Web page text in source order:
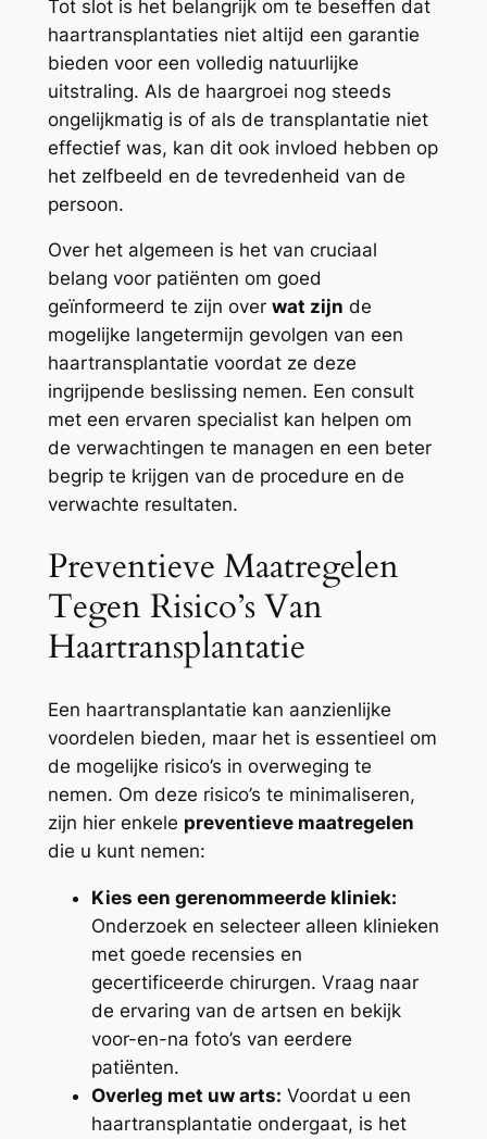
Tot slot is het belangrijk om te beseffen dat
haartransplantaties niet altijd een garantie
bieden voor een volledig natuurlijke
uitstraling. Als de haargroei nog steeds
ongelijkmatig is of als de transplantatie niet
effectief was, kan dit ook invloed hebben op
het zelfbeeld en de tevredenheid van de
persoon.
Over het algemeen is het van cruciaal
belang voor patiënten om goed
geïnformeerd te zijn over wat zijn de
mogelijke langetermijn gevolgen van een
haartransplantatie voordat ze deze
ingrijpende beslissing nemen. Een consult
met een ervaren specialist kan helpen om
de verwachtingen te managen en een beter
begrip te krijgen van de procedure en de
verwachte resultaten.
Preventieve Maatregelen
Tegen Risico’s Van
Haartransplantatie
Een haartransplantatie kan aanzienlijke
voordelen bieden, maar het is essentieel om
de mogelijke risico’s in overweging te
nemen. Om deze risico’s te minimaliseren,
zijn hier enkele preventieve maatregelen
die u kunt nemen:
Kies een gerenommeerde kliniek:
Onderzoek en selecteer alleen klinieken
met goede recensies en
gecertificeerde chirurgen. Vraag naar
de ervaring van de artsen en bekijk
voor-en-na foto’s van eerdere
patiënten.
Overleg met uw arts: Voordat u een
haartransplantatie ondergaat, is het